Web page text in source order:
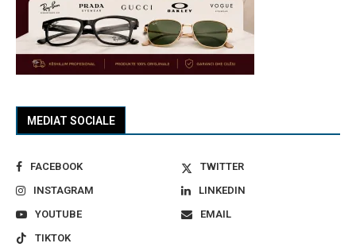
MEDIAT SOCIALE
FACEBOOK
TWITTER
INSTAGRAM
LINKEDIN
YOUTUBE
EMAIL
TIKTOK